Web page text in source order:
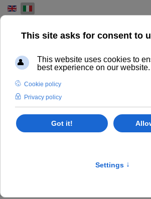
Select your language
MACCHINE DA
USATE
IL NOSTRO MAGAZZINO DI